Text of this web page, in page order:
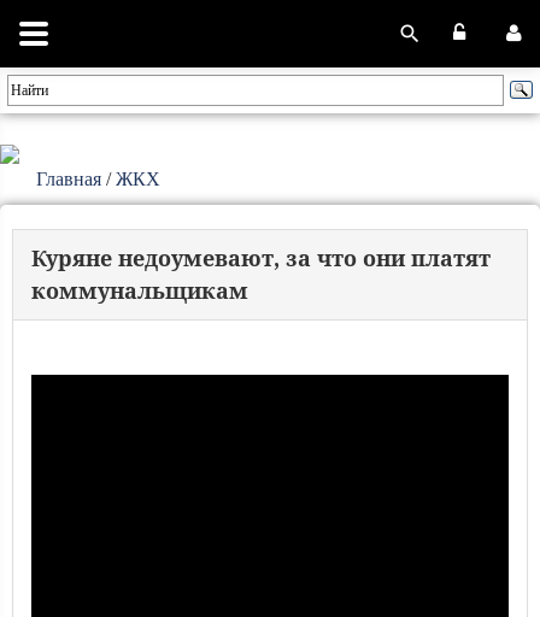
Главная /ЖКХ
Куряне недоумевают, за что они платят
коммунальщикам